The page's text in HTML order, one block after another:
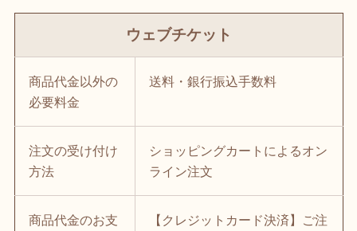
ウェブチケット
商品代金以外の
必要料金
送料・銀行振込手数料
注文の受け付け
方法
ショッピングカートによるオン
ライン注文
商品代金のお支
【クレジットカード決済】ご注